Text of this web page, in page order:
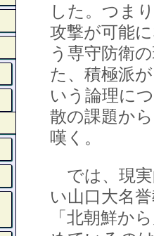
した。つま
攻撃が可能
う専守防衛
た、積極派
いう論理に
散の課題か
嘆く。
では、現実
い山口大名
「北朝鮮か